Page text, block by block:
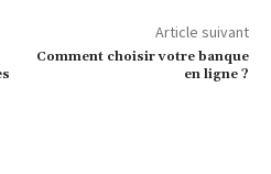
Article suivant
Comment choisir votre banque
en ligne ?